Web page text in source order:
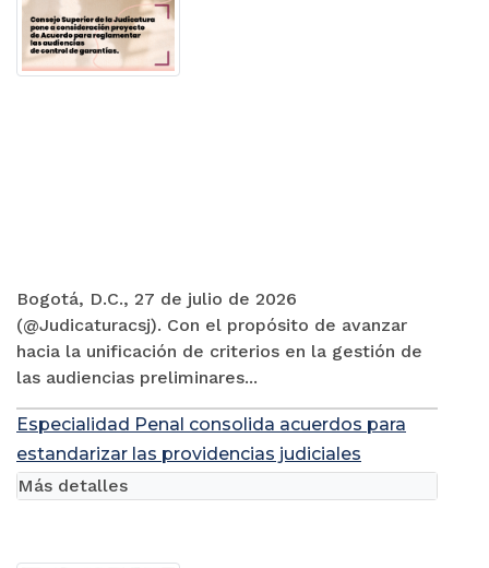
Bogotá, D.C., 27 de julio de 2026
(@Judicaturacsj). Con el propósito de avanzar
hacia la unificación de criterios en la gestión de
las audiencias preliminares...
Especialidad Penal consolida acuerdos para
estandarizar las providencias judiciales
Más detalles